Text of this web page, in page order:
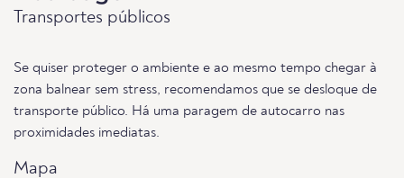
Transportes públicos
Se quiser proteger o ambiente e ao mesmo tempo chegar à
zona balnear sem stress, recomendamos que se desloque de
transporte público. Há uma paragem de autocarro nas
proximidades imediatas.
Mapa